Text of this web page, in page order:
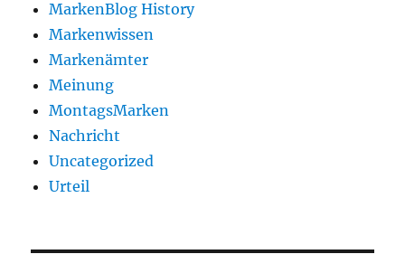
MarkenBlog History
Markenwissen
Markenämter
Meinung
MontagsMarken
Nachricht
Uncategorized
Urteil